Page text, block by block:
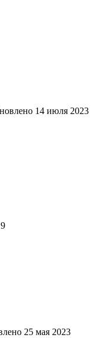
14 июля 2023
25 мая 2023